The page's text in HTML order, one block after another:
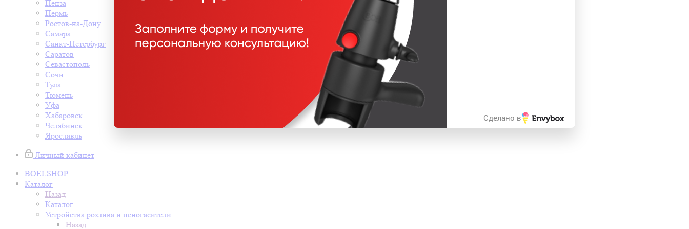
Пенза
Пермь
Ростов-на-Дону
Самара
Санкт-Петербург
Саратов
Севастополь
Сочи
Тула
Тюмень
Уфа
Хабаровск
Челябинск
Ярославль
Личный кабинет
BOELSHOP
Каталог
Назад
Каталог
Устройства розлива и пеногасители
Назад
Сделано в